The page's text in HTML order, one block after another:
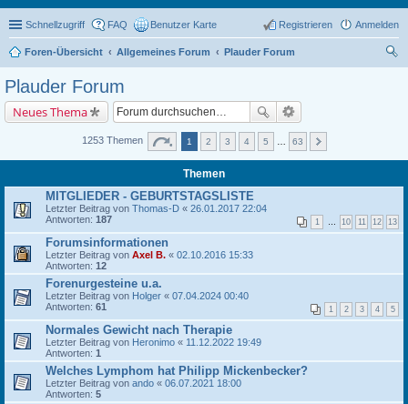
Schnellzugriff FAQ Benutzer Karte Anmelden
Registrieren
Foren-Übersicht Allgemeines Forum
Plauder Forum
Plauder Forum
Neues Thema
1253 Themen 1 2 3 4 5 63
Themen
MITGLIEDER - GEBURTSTAGSLISTE
Letzter Beitrag von Thomas-D « 26.01.2017 22:04
Antworten: 187 1 … 10 11 12 13
Forumsinformationen
Letzter Beitrag von Axel B. « 02.10.2016 15:33
Antworten: 12
Forenurgesteine u.a.
Letzter Beitrag von Holger « 07.04.2024 00:40
Antworten: 61 1 2 3 4 5
Normales Gewicht nach Therapie
Letzter Beitrag von Heronimo « 11.12.2022 19:49
Antworten: 1
Welches Lymphom hat Philipp Mickenbecker?
Letzter Beitrag von ando « 06.07.2021 18:00
Antworten: 5